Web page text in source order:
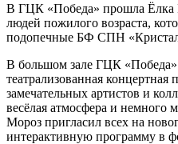
В ГЦК «Победа» прошла Ёлка
людей пожилого возраста,
подопечные БФ СПН
В большом зале ГЦК «Победа»
театрализованная концертная
замечательных артистов и
весёлая атмосфера и немного
Мороз пригласил всех на
интерактивную программу в